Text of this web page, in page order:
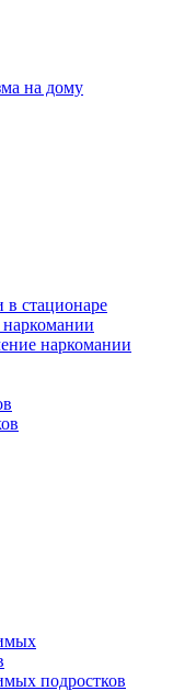
на дому
в стационаре
наркомании
подростков